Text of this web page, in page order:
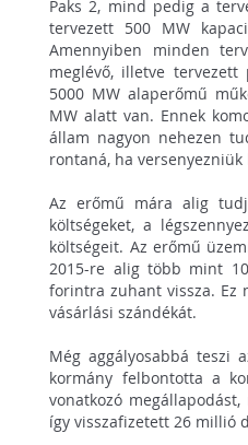
Paks 2, mind pedig a
tervezett 500 MW
Amennyiben minden
meglévő, illetve tervezett
5000 MW alaperőmű
MW alatt van. Ennek
állam nagyon nehezen
rontaná, ha versenyezniük
Az erőmű mára alig
költségeket, a
költségeit. Az erőmű
2015-re alig több mint
forintra zuhant vissza. Ez
vásárlási szándékát.
Még aggályosabbá teszi
kormány felbontotta a
vonatkozó
így visszafizetett 26 millió